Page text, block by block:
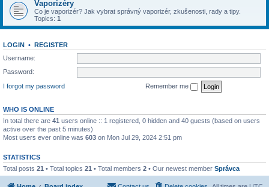
Vaporizéry
Co je vaporizér? Jak vybrat správný vaporizér, zkušenosti, rady a tipy.
Topics: 1
LOGIN • REGISTER
Username:
Password:
I forgot my password
Remember me
WHO IS ONLINE
In total there are 41 users online :: 1 registered, 0 hidden and 40 guests (based on users
active over the past 5 minutes)
Most users ever online was 603 on Mon Jul 29, 2024 2:51 pm
STATISTICS
Total posts 21 • Total topics 21 • Total members 2 • Our newest member Správca